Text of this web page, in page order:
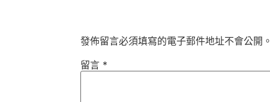
發佈留言必須填寫的電子郵件地址不會公開。
留言 *